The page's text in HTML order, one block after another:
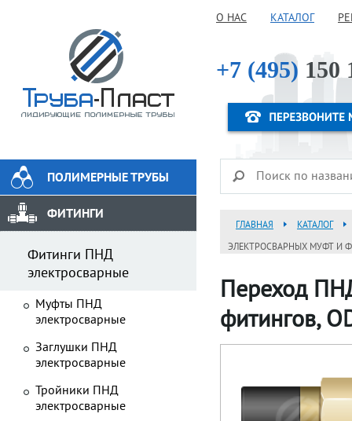
О НАС КАТАЛОГ
+7 (495) 150
ГЛАВНАЯ
КАТАЛОГ
ЭЛЕКТРОСВАРНЫХ МУФТ И
Переход
фитингов,
ПОЛИМЕРНЫЕ ТРУБЫ
ФИТИНГИ
Фитинги ПНД
электросварные
Муфты ПНД
электросварные
Заглушки ПНД
электросварные
Тройники ПНД
электросварные